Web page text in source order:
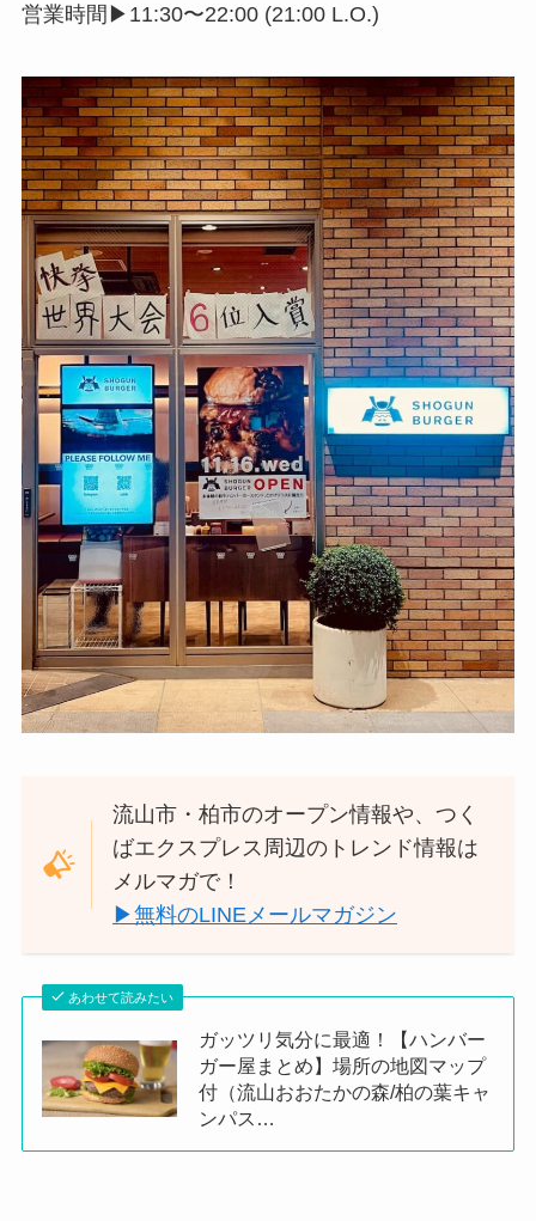
営業時間▶︎11:30〜22:00 (21:00 L.O.)
流山市・柏市のオープン情報や、つく
ばエクスプレス周辺のトレンド情報は
メルマガで！
▶︎無料のLINEメールマガジン
あわせて読みたい
ガッツリ気分に最適！【ハンバー
ガー屋まとめ】場所の地図マップ
付（流山おおたかの森/柏の葉キャ
ンパス…